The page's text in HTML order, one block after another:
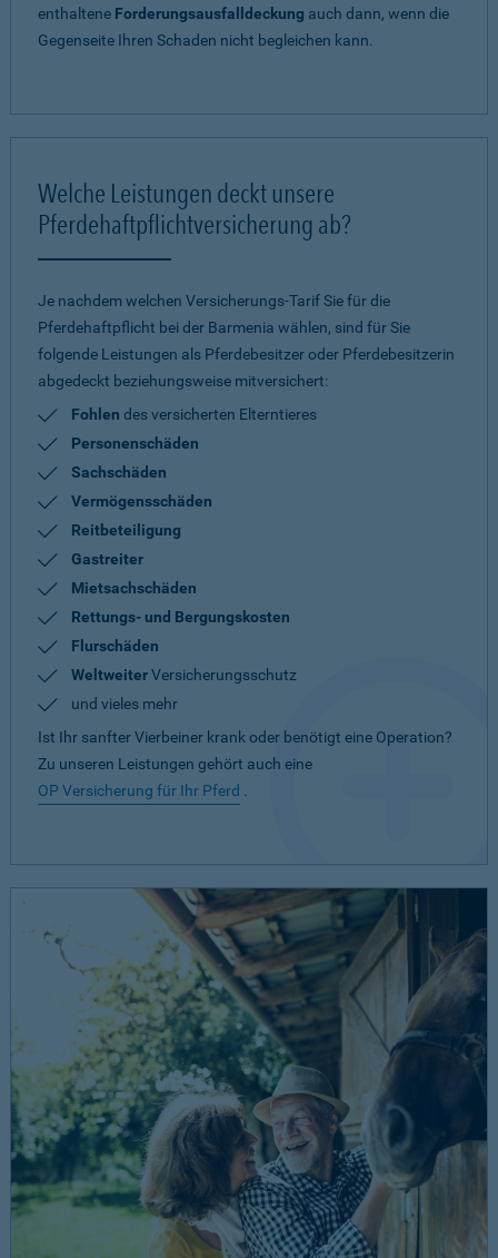
enthaltene Forderungsausfalldeckung auch dann, wenn die
Gegenseite Ihren Schaden nicht begleichen kann.
Welche Leistungen deckt unsere
Pferdehaftpflichtversicherung ab?
Je nachdem welchen Versicherungs-Tarif Sie für die
Pferdehaftpflicht bei der Barmenia wählen, sind für Sie
folgende Leistungen als Pferdebesitzer oder Pferdebesitzerin
abgedeckt beziehungsweise mitversichert:
Fohlen des versicherten Elterntieres
Personenschäden
Sachschäden
Vermögensschäden
Reitbeteiligung
Gastreiter
Mietsachschäden
Rettungs- und Bergungskosten
Flurschäden
WeltweiterVersicherungsschutz
und vieles mehr
Ist Ihr sanfter Vierbeiner krank oder benötigt eine Operation?
Zu unseren Leistungen gehört auch eine
OP Versicherung für Ihr Pferd .